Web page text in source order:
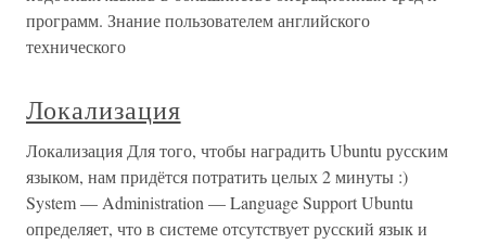
программ. Знание пользователем английского
технического
Локализация
Локализация Для того, чтобы наградить Ubuntu русским
языком, нам придётся потратить целых 2 минуты :)
System — Administration — Language Support Ubuntu
определяет, что в системе отсутствует русский язык и